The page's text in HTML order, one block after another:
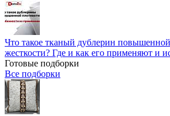
Что такое тканый дублерин
жесткости? Где и как его применяют и
Готовые подборки
Все подборки